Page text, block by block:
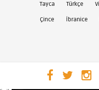
Tayca Türkçe
Çince İbranice